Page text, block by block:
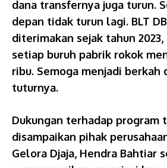
dana transfernya juga turun.
depan tidak turun lagi. BLT
diterimakan sejak tahun
setiap buruh pabrik rokok
ribu. Semoga menjadi berkah
tuturnya.
Dukungan terhadap program
disampaikan pihak
Gelora Djaja, Hendra Bahtiar